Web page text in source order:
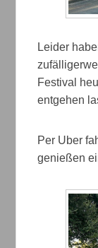
Leider
Festival
entgehen
Per Uber
genießen